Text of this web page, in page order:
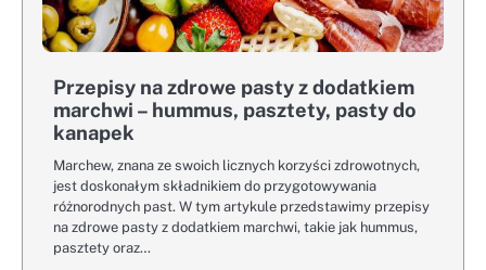
Przepisy na zdrowe pasty z dodatkiem
marchwi – hummus, pasztety, pasty do
kanapek
Marchew, znana ze swoich licznych korzyści zdrowotnych,
jest doskonałym składnikiem do przygotowywania
różnorodnych past. W tym artykule przedstawimy przepisy
na zdrowe pasty z dodatkiem marchwi, takie jak hummus,
pasztety oraz…